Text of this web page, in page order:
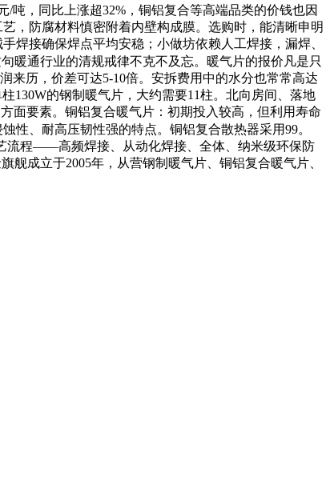
吨，同比上涨超32%，铜铝复合等高端品类的价钱也因
，防腐材料慎密附着内壁构成膜。选购时，能清晰申明
焊接确保焊点平均安稳；小做坊依赖人工焊接，漏焊、
暖通行业的清规戒律不克不及忘。暖气片的报价凡是只
来历，价差可达5-10倍。安拆费用中的水分也常常高达
130W的钢制暖气片，大约需要11柱。北向房间、落地
面要素。铜铝复合暖气片：初期投入较高，但利用寿命
性、耐高压韧性强的特点。铜铝复合散热器采用99。
流程——高频焊接、从动化焊接、全体、纳米级环保防
成立于2005年，从营钢制暖气片、铜铝复合暖气片、